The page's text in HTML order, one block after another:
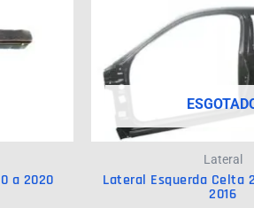
a 2020
Lateral
Lateral Esquerda Celta
2016